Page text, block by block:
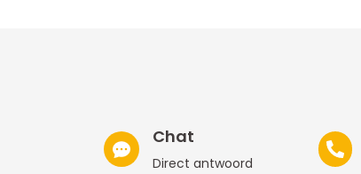
Chat
Direct antwoord